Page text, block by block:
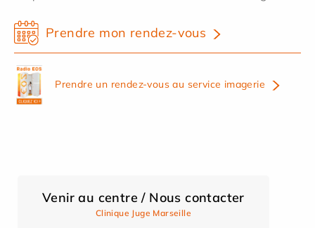
Prendre mon rendez-vous
Prendre un rendez-vous au service imagerie
Venir au centre / Nous contacter
Clinique Juge Marseille